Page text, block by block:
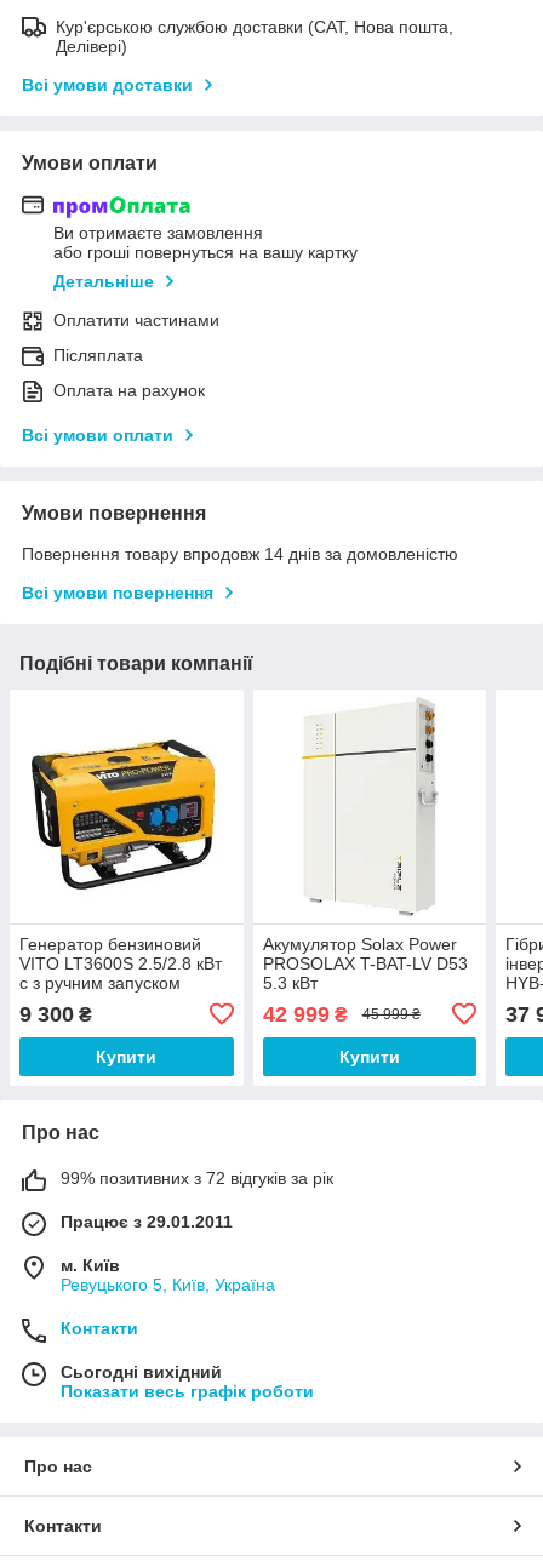
Кур'єрською службою доставки (САТ, Нова пошта,
Делівері)
Всі умови доставки
Умови оплати
Ви отримаєте замовлення
або гроші повернуться на вашу картку
Детальніше
Оплатити частинами
Післяплата
Оплата на рахунок
Всі умови оплати
Умови повернення
Повернення товару впродовж 14 днів за домовленістю
Всі умови повернення
Подібні товари компанії
Генератор бензиновий
VITO LT3600S 2.5/2.8 кВт
с з ручним запуском
9 300 ₴
Купити
Акумулятор Solax Power
PROSOLAX T-BAT-LV D53
5.3 кВт
42 999₴ 45 999 ₴
Купити
37
Про нас
99% позитивних з 72 відгуків за рік
Працює з 29.01.2011
м. Київ
Ревуцького 5, Київ, Україна
Контакти
Сьогодні вихідний
Показати весь графік роботи
Про нас
Контакти